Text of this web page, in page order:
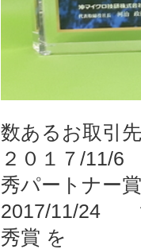
数あるお取引
２０１７/
秀パートナー
2017/11/24
秀賞 を